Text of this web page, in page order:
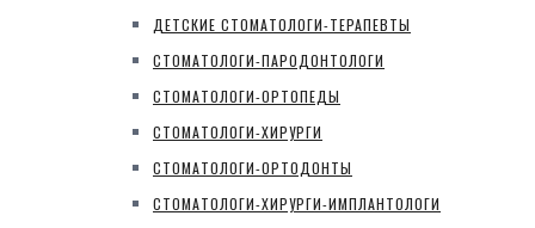
ДЕТСКИЕ СТОМАТОЛОГИ-ТЕРАПЕВТЫ
СТОМАТОЛОГИ-ПАРОДОНТОЛОГИ
СТОМАТОЛОГИ-ОРТОПЕДЫ
СТОМАТОЛОГИ-ХИРУРГИ
СТОМАТОЛОГИ-ОРТОДОНТЫ
СТОМАТОЛОГИ-ХИРУРГИ-ИМПЛАНТОЛОГИ